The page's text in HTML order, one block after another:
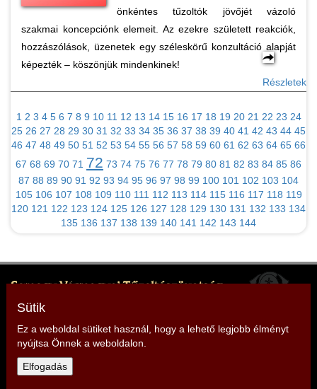
önkéntes tűzoltók jövőjét vázoló
szakmai koncepciónk elemeit. Az ezekre született reakciók,
hozzászólások, üzenetek egy széleskörű konzultáció alapját
képezték – köszönjük mindenkinek!
Részletek
1 2 3 4 5 6 7 8 9 10 11 12 13 14 15 16 17 18 19 20 21 22 23 24
25 26 27 28 29 30 31 32 33 34 35 36 37 38 39 40 41 42 43 44 45
46 47 48 49 50 51 52 53 54 55 56 57 58 59 60 61 62 63 64 65 66
67 68 69 70 71 72 73 74 75 76 77 78 79 80 81 82 83 84 85 86
87 88 89 90 91 92 93 94 95 96 97 98 99 100 101 102 103 104
105 106 107 108 109 110 111 112 113 114 115 116 117 118 119
120 121 122 123 124 125 126 127 128 129 130 131 132 133 134
135 136 137 138 139 140 141 142 143 144
Somogy Vármegyei Tűzoltószövetség
Cím: 7400 Kaposvár, Somssich P. u. 7.
E-mail:
Sütik
Ez a weboldal sütiket használ, hogy a lehető legjobb élményt
nyújtsa Önnek a weboldalon.
Elfogadás